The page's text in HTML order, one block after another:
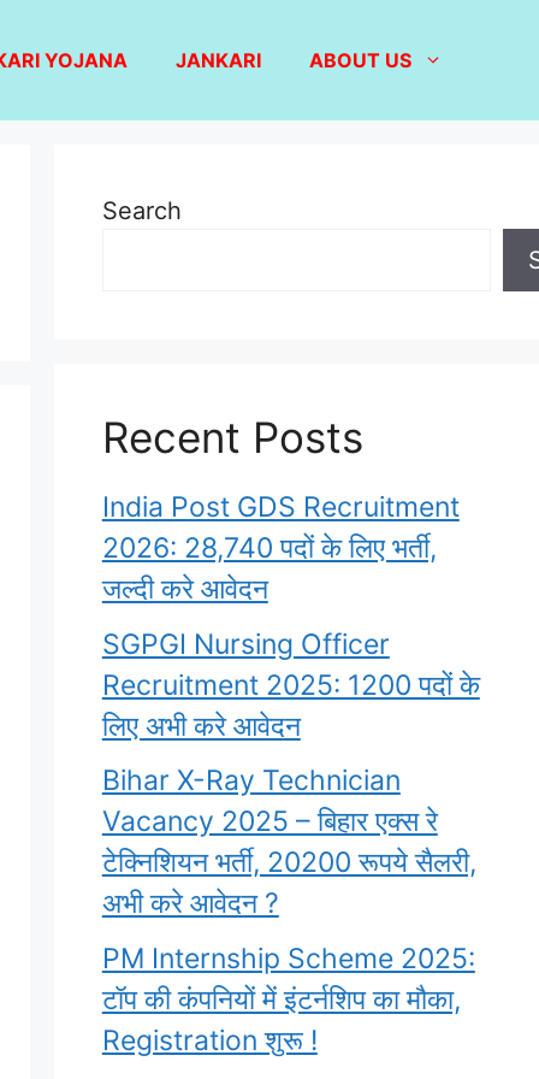
YOJANA JANKARI ABOUT US
Search
Recent Posts
India Post GDS Recruitment
2026: 28,740 पदों के लिए भर्ती,
जल्दी करे आवेदन
SGPGI Nursing Officer
Recruitment 2025: 1200 पदों के
लिए अभी करे आवेदन
Bihar X-Ray Technician
Vacancy 2025 – बिहार एक्स रे
टेक्निशियन भर्ती, 20200 रूपये सैलरी,
अभी करे आवेदन ?
PM Internship Scheme 2025:
टॉप की कंपनियों में इंटर्नशिप का मौका,
Registration शुरू !